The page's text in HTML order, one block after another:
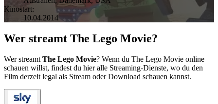
Kinostart:
10.04.2014
Wer streamt The Lego Movie?
Wer streamt The Lego Movie? Wenn du The Lego Movie online
schauen willst, findest du hier alle Streaming-Dienste, wo du den
Film derzeit legal als Stream oder Download schauen kannst.